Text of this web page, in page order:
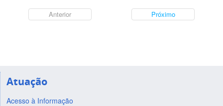
Anterior Próximo
Atuação
Acesso à Informação